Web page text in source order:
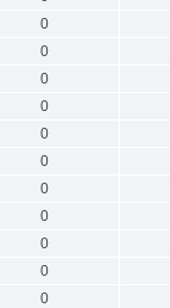
0
0
0
0
0
0
0
0
0
0
0